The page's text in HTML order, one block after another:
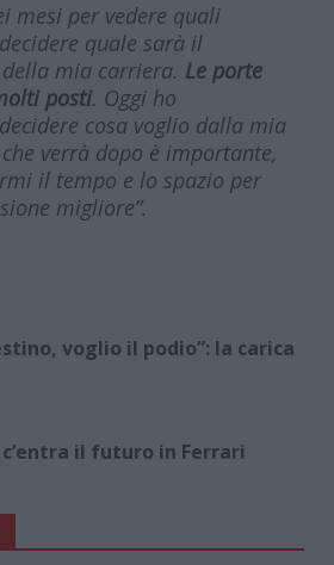
mesi per vedere quali
quale sarà il
mia carriera. Le porte
posti. Oggi ho
cosa voglio dalla mia
verrà dopo è importante,
il tempo e lo spazio per
migliore”.
voglio il podio”: la carica
il futuro in Ferrari